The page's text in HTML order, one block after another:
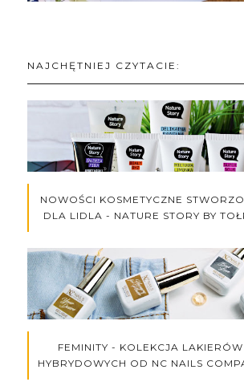
NAJCHĘTNIEJ CZYTACIE:
NOWOŚCI KOSMETYCZNE
DLA LIDLA - NATURE STORY BY
FEMINITY - KOLEKCJA LAKIERÓW
HYBRYDOWYCH OD NC NAILS